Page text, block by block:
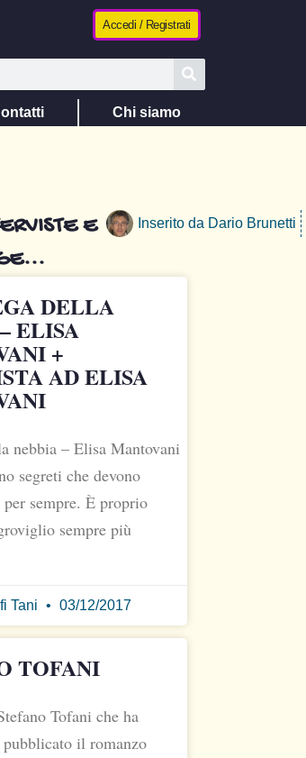
Accedi / Registrati
Chi siamo
Inserito da Dario Brunetti
E
DELLA
ELISA
+
AD ELISA
nebbia – Elisa Mantovani
segreti che devono
sempre. È proprio
sempre più
Tani 03/12/2017
TOFANI
Tofani che ha
pubblicato il romanzo